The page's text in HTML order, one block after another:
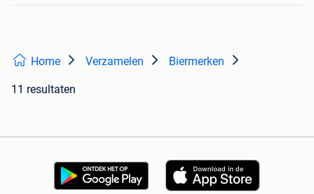
Home Verzamelen Biermerken
11 resultaten